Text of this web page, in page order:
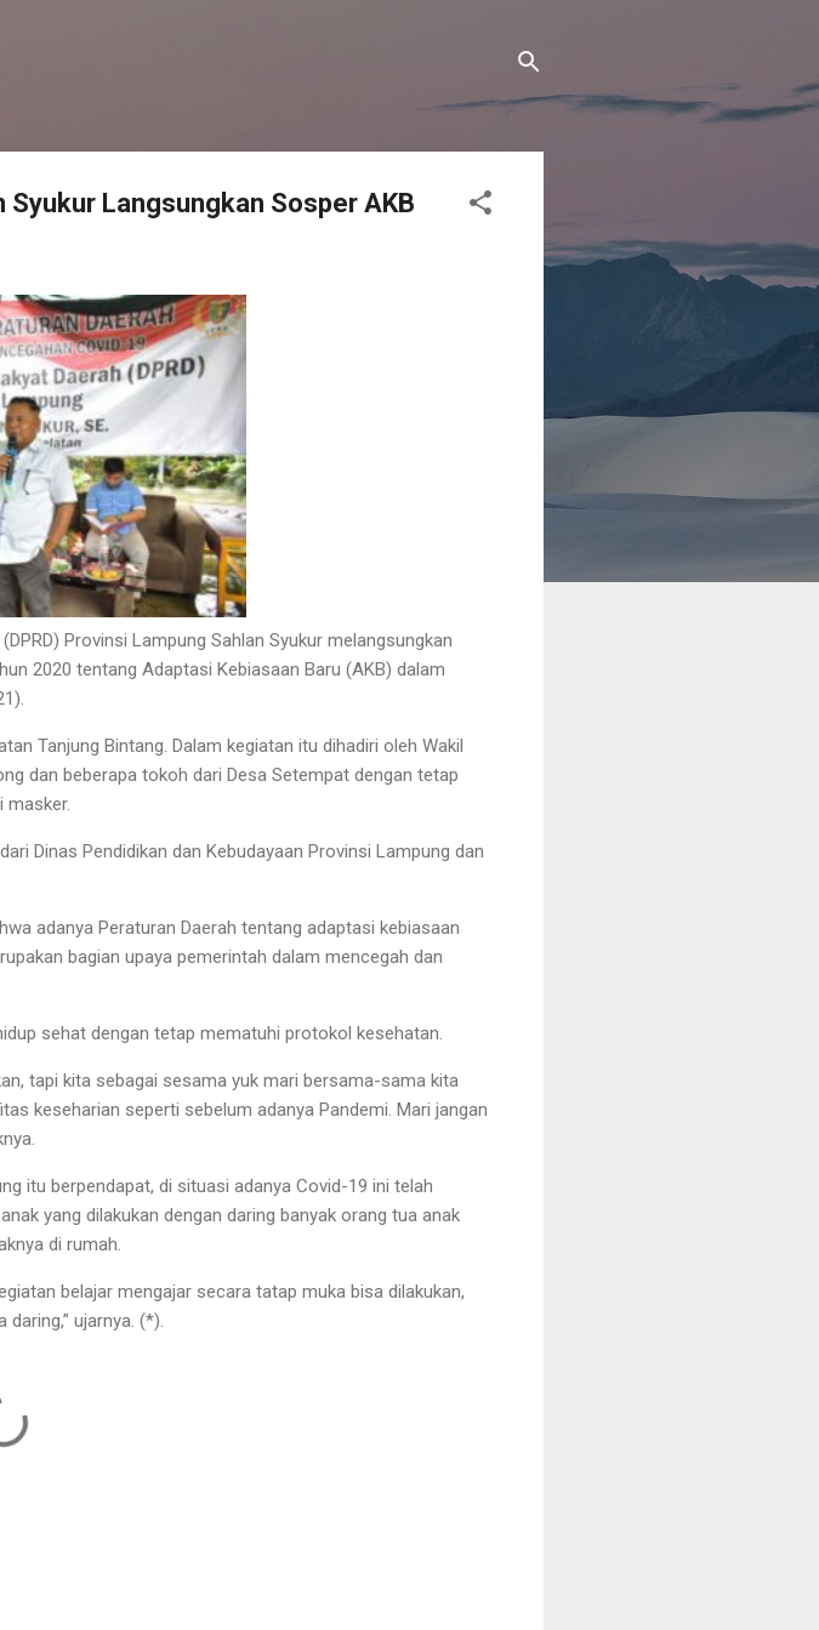
Syukur Langsungkan Sosper AKB
Provinsi Lampung Sahlan Syukur melangsungkan
2020 tentang Adaptasi Kebiasaan Baru (AKB) dalam
Tanjung Bintang. Dalam kegiatan itu dihadiri oleh Wakil
dan beberapa tokoh dari Desa Setempat dengan tetap
masker.
Dinas Pendidikan dan Kebudayaan Provinsi Lampung dan
adanya Peraturan Daerah tentang adaptasi kebiasaan
bagian upaya pemerintah dalam mencegah dan
sehat dengan tetap mematuhi protokol kesehatan.
tapi kita sebagai sesama yuk mari bersama-sama kita
keseharian seperti sebelum adanya Pandemi. Mari jangan
itu berpendapat, di situasi adanya Covid-19 ini telah
yang dilakukan dengan daring banyak orang tua anak
di rumah.
belajar mengajar secara tatap muka bisa dilakukan,
ujarnya. (*).